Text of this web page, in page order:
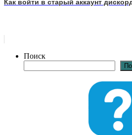
Как войти в старый аккаунт
Поиск